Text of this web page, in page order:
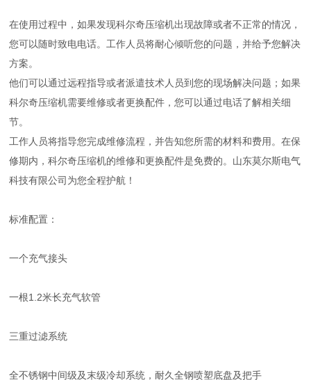
在使用过程中，如果发现科尔奇压缩机出现故障或者不正常的情况，
您可以随时致电电话。工作人员将耐心倾听您的问题，并给予您解决
方案。
他们可以通过远程指导或者派遣技术人员到您的现场解决问题；如果
科尔奇压缩机需要维修或者更换配件，您可以通过电话了解相关细
节。
工作人员将指导您完成维修流程，并告知您所需的材料和费用。在保
修期内，科尔奇压缩机的维修和更换配件是免费的。山东莫尔斯电气
科技有限公司为您全程护航！
标准配置：
一个充气接头
一根1.2米长充气软管
三重过滤系统
全不锈钢中间级及末级冷却系统，耐久全钢喷塑底盘及把手